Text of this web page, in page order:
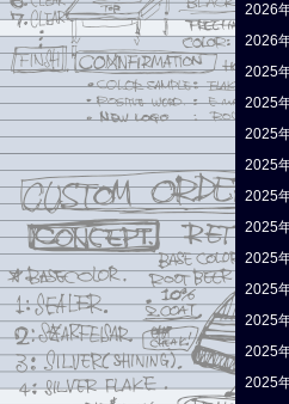
2026
2026
2025
2025
2025
2025
2025
2025
2025
2025
2025
2025
2025